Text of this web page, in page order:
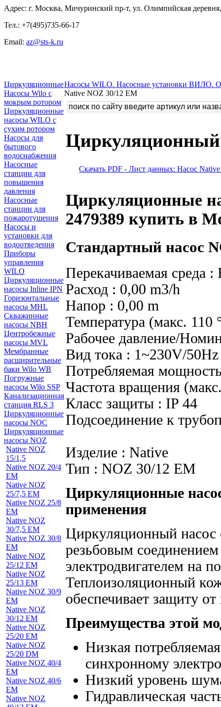
Адрес: г. Москва, Мичуринский пр-т, ул. Олимпийская
Тел.: +7(495)735-66-17
Email: az@sts-k.ru
Циркуляционные
Насосы Wilo с
мокрым ротором
Циркуляционные
насосы WILO с
сухим ротором
Насосы для
бытового
водоснабжения
Насосные
станции для
повышения
давления
Насосные
станции для
пожаротушения
Насосы и
установки для
водоотведения
Приборы
управления
WILO
Циркуляционные
насосы Inline IPN
Горизонтальные
насосы MHL
Скважинные
насосы NBH
Центробежные
насосы MVL
Мембранные
расширительные
баки Wilo WB
Погружные
насосы Wilo SSP
Канализационная
станция RLS 3
Циркуляционные
насосы NOC
Циркуляционные
насосы NOZ
Native NOZ
15/1,5
Native NOZ 20/4
EM
Native NOZ
25/7,5 EM
Native NOZ 25/8
EM
Native NOZ
30/7,5 EM
Native NOZ 30/8
EM
Native NOZ
25/12 EM
Native NOZ
25/13 EM
Native NOZ 30/9
EM
Native NOZ
30/12 EM
Native NOZ
25/20 EM
Native NOZ
25/20 DM
Native NOZ 40/4
EM
Native NOZ 40/6
EM
Native NOZ
Насосы WILO. Насосные установки ВИЛО.
Native NOZ 30/12 EM
Циркуляционный
Скачать PDF - Лист данных: Насос
Циркуляционныe
2479389 купить в
Стандартный насос
Перекачиваемая среда :
Расход : 0,00 m3/h
Напор : 0,00 m
Температура (макс. 110
Рабочее давление/
Вид тока : 1~230V/50Hz
Потребляемая
Частота вращения
Класс защиты : IP 44
Подсоединение к
Изделие : Native
Тип : NOZ 30/12 EM
Циркуляционные
применения
Циркуляционный
резьбовым
электродвигателем на
Теплоизоляционный
обеспечивает защиту
Преимущества этой
Низкая
синхронному
Низкий уровень
Гидравлическая